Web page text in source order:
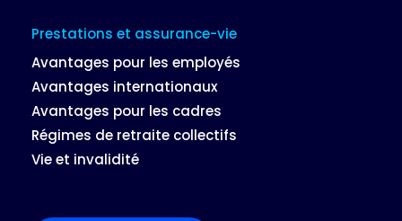
Prestations et assurance-vie
Avantages pour les employés
Avantages internationaux
Avantages pour les cadres
Régimes de retraite collectifs
Vie et invalidité